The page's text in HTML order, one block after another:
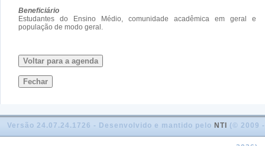
Beneficiário
Estudantes do Ensino Médio, comunidade acadêmica em geral e
população de modo geral.
Voltar para a agenda
Fechar
Versão 24.07.24.1726 - Desenvolvido e mantido pelo NTI (© 2009 -